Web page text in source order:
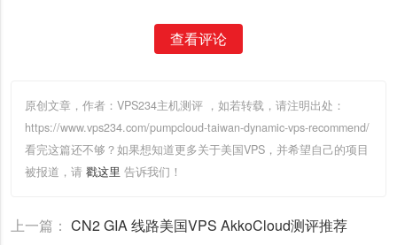
查看评论
原创文章，作者：VPS234主机测评 ，如若转载，请注明出处：
https://www.vps234.com/pumpcloud-taiwan-dynamic-vps-recommend/
看完这篇还不够？如果想知道更多关于美国VPS，并希望自己的项目
被报道，请 戳这里 告诉我们！
上一篇： CN2 GIA 线路美国VPS AkkoCloud测评推荐